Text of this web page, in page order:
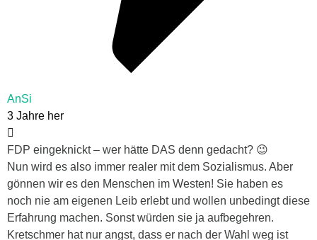
AnSi
3 Jahre her
FDP eingeknickt – wer hätte DAS denn gedacht? 😉
Nun wird es also immer realer mit dem Sozialismus. Aber
gönnen wir es den Menschen im Westen! Sie haben es
noch nie am eigenen Leib erlebt und wollen unbedingt diese
Erfahrung machen. Sonst würden sie ja aufbegehren.
Kretschmer hat nur angst, dass er nach der Wahl weg ist